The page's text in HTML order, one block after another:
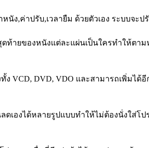
นัง,ค่าปรับ,เวลายืม ด้วยตัวเอง ระบบจะ
ท้ายของหนังแต่ละแผ่นเป็นใครทำให้ตา
ง VCD, DVD, VDO และสามารถเพิ่มได้
ดเองได้หลายรูปแบบทำให้ไม่ต้องนั่งใส่โ